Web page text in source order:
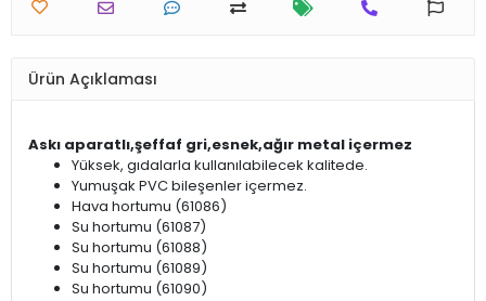
Ürün Açıklaması
Askı aparatlı,şeffaf gri,esnek,ağır metal içermez
Yüksek, gıdalarla kullanılabilecek kalitede.
Yumuşak PVC bileşenler içermez.
Hava hortumu (61086)
Su hortumu (61087)
Su hortumu (61088)
Su hortumu (61089)
Su hortumu (61090)